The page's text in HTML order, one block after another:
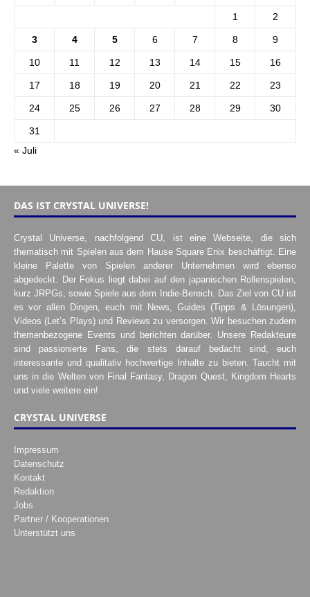
1 2
3 4 5 6 7 8 9
10 11 12 13 14 15 16
17 18 19 20 21 22 23
24 25 26 27 28 29 30
31
« Juli
DAS IST CRYSTAL UNIVERSE!
Crystal Universe, nachfolgend CU, ist eine Webseite, die sich
thematisch mit Spielen aus dem Hause Square Enix beschäftigt. Eine
kleine Palette von Spielen anderer Unternehmen wird ebenso
abgedeckt. Der Fokus liegt dabei auf den japanischen Rollenspielen,
kurz JRPGs, sowie Spiele aus dem Indie-Bereich. Das Ziel von CU ist
es vor allen Dingen, euch mit News, Guides (Tipps & Lösungen),
Videos (Let’s Plays) und Reviews zu versorgen. Wir besuchen zudem
themenbezogene Events und berichten darüber. Unsere Redakteure
sind passionierte Fans, die stets darauf bedacht sind, euch
interessante und qualitativ hochwertige Inhalte zu bieten. Taucht mit
uns in die Welten von Final Fantasy, Dragon Quest, Kingdom Hearts
und viele weitere ein!
CRYSTAL UNIVERSE
Impressum
Datenschutz
Kontakt
Redaktion
Jobs
Partner / Kooperationen
Unterstützt uns